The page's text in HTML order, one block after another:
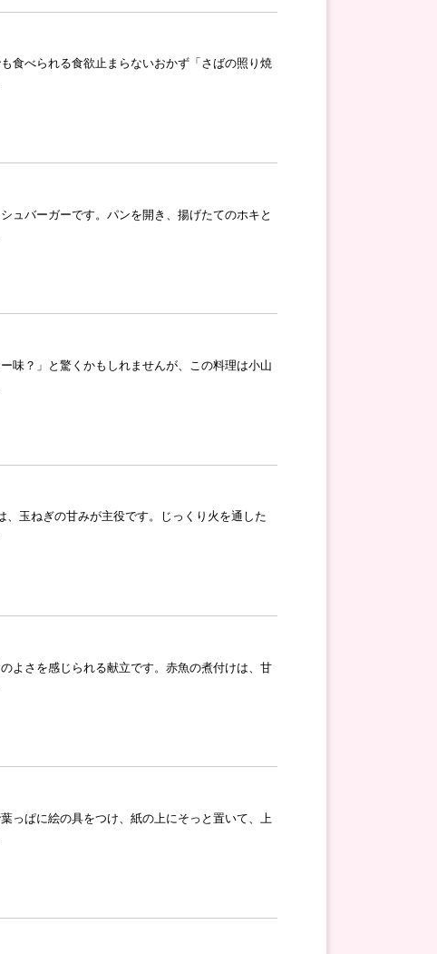
食べられる食欲止まらないおかず「さばの照り焼
ュバーガーです。パンを開き、揚げたてのホキと
味？」と驚くかもしれませんが、この料理は小山
玉ねぎの甘みが主役です。じっくり火を通した
よさを感じられる献立です。赤魚の煮付けは、甘
っぱに絵の具をつけ、紙の上にそっと置いて、上